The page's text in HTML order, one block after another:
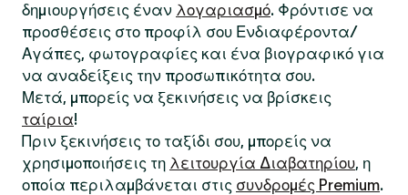
δημιουργήσεις έναν λογαριασμό. Φρόντισε να
προσθέσεις στο προφίλ σου Ενδιαφέροντα/
Αγάπες, φωτογραφίες και ένα βιογραφικό για
να αναδείξεις την προσωπικότητα σου.
Μετά, μπορείς να ξεκινήσεις να βρίσκεις
ταίρια!
Πριν ξεκινήσεις το ταξίδι σου, μπορείς να
χρησιμοποιήσεις τη λειτουργία Διαβατηρίου, η
οποία περιλαμβάνεται στις συνδρομές Premium.